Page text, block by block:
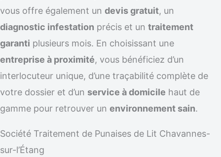
vous offre également un devis gratuit, un
diagnostic infestation précis et un traitement
garanti plusieurs mois. En choisissant une
entreprise à proximité, vous bénéficiez d’un
interlocuteur unique, d’une traçabilité complète de
votre dossier et d’un service à domicile haut de
gamme pour retrouver un environnement sain.
Société Traitement de Punaises de Lit Chavannes-
sur-l’Étang